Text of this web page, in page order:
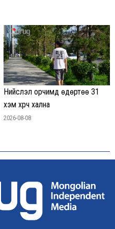
Нийслэл орчимд өдөртөө 31
хэм хүрч хална
2026-08-08